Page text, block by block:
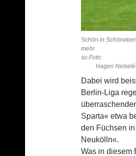
Schön in
mehr
Hagen Nickelé
Dabei wird
Berlin-Liga
Sparta« etwa
den Füchsen
Neukölln«.
Was in diesem